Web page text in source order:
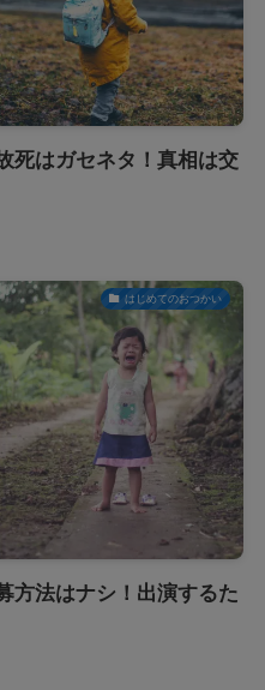
死はガセネタ！真相は交
はじめてのおつかい
方法はナシ！出演するた